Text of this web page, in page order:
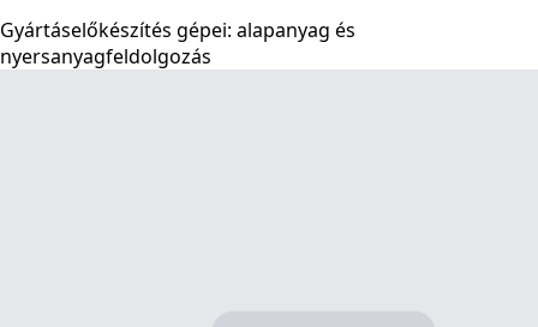
Gyártáselőkészítés gépei: alapanyag és
nyersanyagfeldolgozás